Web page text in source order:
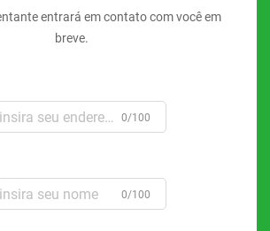
entrará em contato com você em
breve.
0/100
0/100